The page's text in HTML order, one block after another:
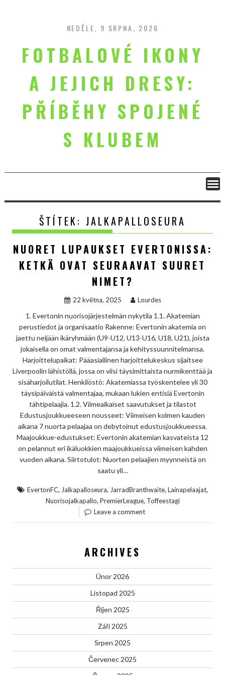
content
NEDĚLE, 9 SRPNA, 2026
FOTBALOVÉ IKONY
A JEJICH DRESY:
PŘÍBĚHY SPOJENÉ
S KLUBEM
ŠTÍTEK: JALKAPALLOSEURA
NUORET LUPAUKSET EVERTONISSA:
KETKÄ OVAT SEURAAVAT SUURET
NIMET?
22 května, 2025 Lourdes
1. Evertonin nuorisojärjestelmän nykytila 1.1. Akatemian
perustiedot ja organisaatio Rakenne: Evertonin akatemia on
jaettu neljään ikäryhmään (U9-U12, U13-U16, U18, U21), joista
jokaisella on omat valmentajansa ja kehityssuunnitelmansa.
Harjoittelupaikat: Pääasiallinen harjoittelukeskus sijaitsee
Liverpoolin lähistöllä, jossa on viisi täysimittaista nurmikenttää ja
sisäharjoilutilat. Henkilöstö: Akatemiassa työskentelee yli 30
täysipäiväistä valmentajaa, mukaan lukien entisiä Evertonin
tähtipelaajia. 1.2. Viimeaikaiset saavutukset ja tilastot
Edustusjoukkueeseen nousseet: Viimeisen kolmen kauden
aikana 7 nuorta pelaajaa on debytoinut edustusjoukkueessa.
Maajoukkue-edustukset: Evertonin akatemian kasvateista 12
on pelannut eri ikäluokkien maajoukkueissa viimeisen kahden
vuoden aikana. Siirtotulot: Nuorten pelaajien myynneistä on
saatu yli…
EvertonFC, Jalkapalloseura, JarradBranthwaite, Lainapelaajat,
Nuorisojalkapallo, PremierLeague, Toffeestagi
Leave a comment
ARCHIVES
Únor 2026
Listopad 2025
Říjen 2025
Září 2025
Srpen 2025
Červenec 2025